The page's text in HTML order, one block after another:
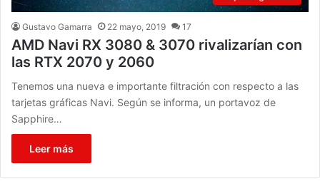
Gustavo Gamarra 22 mayo, 2019 17
AMD Navi RX 3080 & 3070 rivalizarían con
las RTX 2070 y 2060
Tenemos una nueva e importante filtración con respecto a las
tarjetas gráficas Navi. Según se informa, un portavoz de
Sapphire…
Leer más